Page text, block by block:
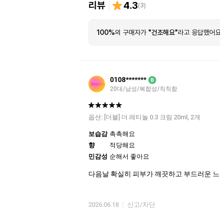
리뷰 4.3(3)
100%의 구매자가 "건조해요"라고 응답했어
0108******* B
20대/남성/복합성/칙칙함
옵션: [더블] 더 레티놀 0.3 크림 20ml, 2개
보습감 촉촉해요
향
적당해요
민감성 순해서 좋아요
다음날 확실히 피부가 깨끗하고 부드러운
2026.06.18 신고/차단